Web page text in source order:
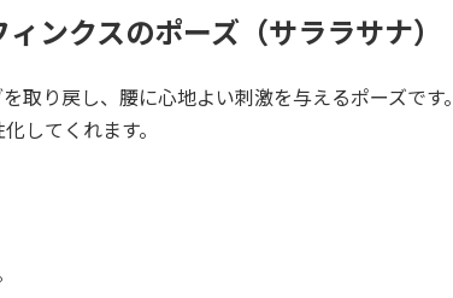
ンクスのポーズ（サララサナ）
取り戻し、腰に心地よい刺激を与えるポーズです。
してくれます。